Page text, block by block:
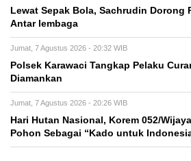
Lewat Sepak Bola, Sachrudin Dorong
Antar lembaga
Jumat, 7 Agustus 2026 - 20:32 WIB
Polsek Karawaci Tangkap Pelaku
Diamankan
Jumat, 7 Agustus 2026 - 20:26 WIB
Hari Hutan Nasional, Korem 052/
Pohon Sebagai “Kado untuk